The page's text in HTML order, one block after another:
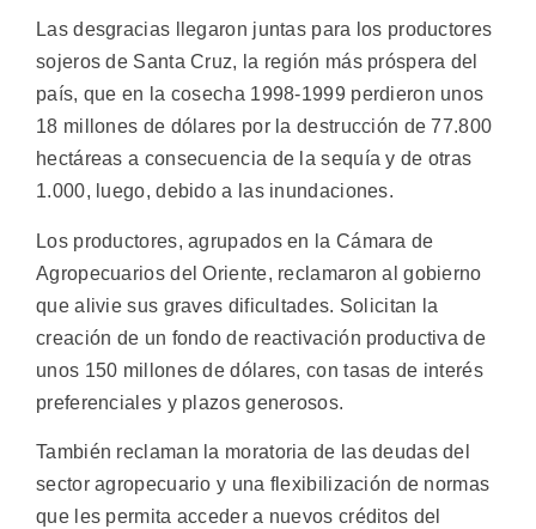
Las desgracias llegaron juntas para los productores
sojeros de Santa Cruz, la región más próspera del
país, que en la cosecha 1998-1999 perdieron unos
18 millones de dólares por la destrucción de 77.800
hectáreas a consecuencia de la sequía y de otras
1.000, luego, debido a las inundaciones.
Los productores, agrupados en la Cámara de
Agropecuarios del Oriente, reclamaron al gobierno
que alivie sus graves dificultades. Solicitan la
creación de un fondo de reactivación productiva de
unos 150 millones de dólares, con tasas de interés
preferenciales y plazos generosos.
También reclaman la moratoria de las deudas del
sector agropecuario y una flexibilización de normas
que les permita acceder a nuevos créditos del